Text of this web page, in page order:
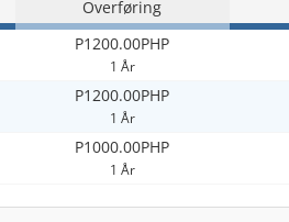
Overføring
P1200.00PHP
1 År
P1200.00PHP
1 År
P1000.00PHP
1 År